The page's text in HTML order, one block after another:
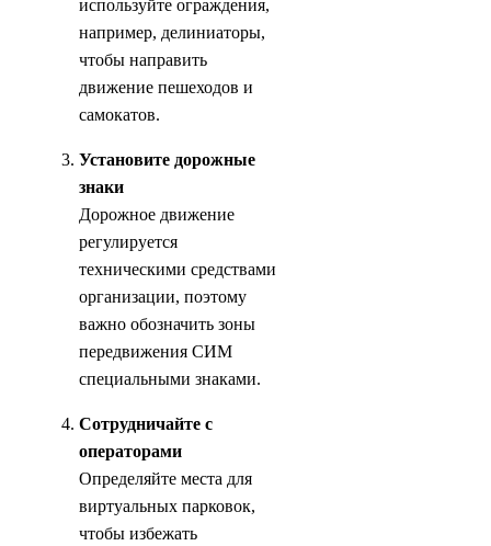
используйте ограждения,
например, делиниаторы,
чтобы направить
движение пешеходов и
самокатов.
Установите дорожные
знаки
Дорожное движение
регулируется
техническими средствами
организации, поэтому
важно обозначить зоны
передвижения СИМ
специальными знаками.
Сотрудничайте с
операторами
Определяйте места для
виртуальных парковок,
чтобы избежать